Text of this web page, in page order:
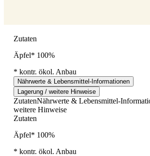
Zutaten
Äpfel* 100%
* kontr. ökol. Anbau
Nährwerte & Lebensmittel-Informationen
Lagerung / weitere Hinweise
ZutatenNährwerte & Lebensmittel-
weitere Hinweise
Zutaten
Äpfel* 100%
* kontr. ökol. Anbau